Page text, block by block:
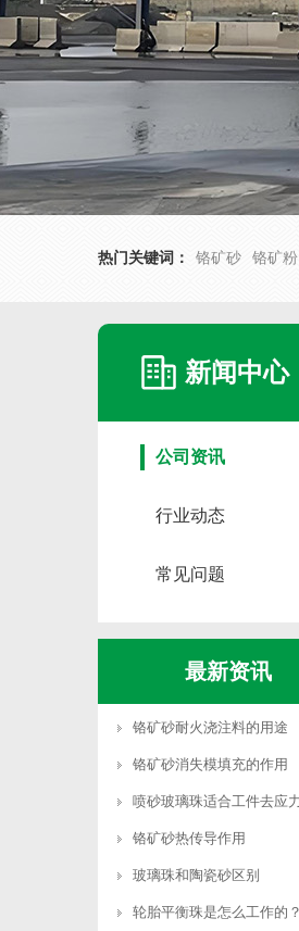
热门关键词： 铬矿砂 铬矿粉
新闻中心
公司资讯
行业动态
常见问题
最新资讯
铬矿砂耐火浇注料的用途
铬矿砂消失模填充的作用
铬矿砂热传导作用
玻璃珠和陶瓷砂区别